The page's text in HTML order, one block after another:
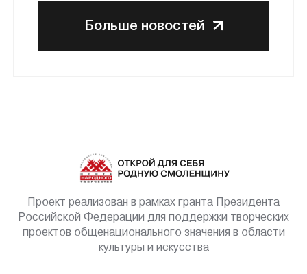
Больше новостей
Проект реализован в рамках гранта Президента
Российской Федерации для поддержки творческих
проектов общенационального значения в области
культуры и искусства